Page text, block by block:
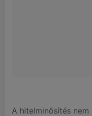
A hitelminősítés